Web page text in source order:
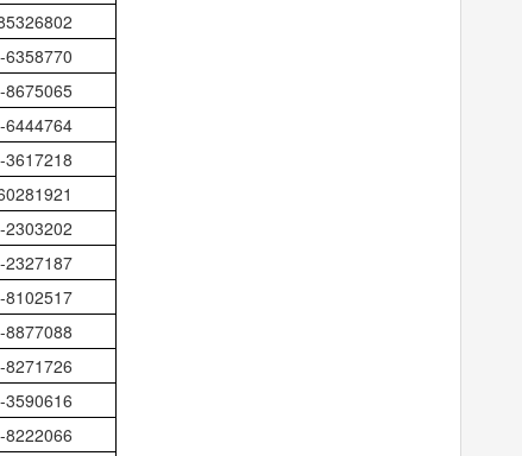
6358770
8675065
6444764
3617218
2303202
2327187
8102517
8877088
8271726
3590616
8222066